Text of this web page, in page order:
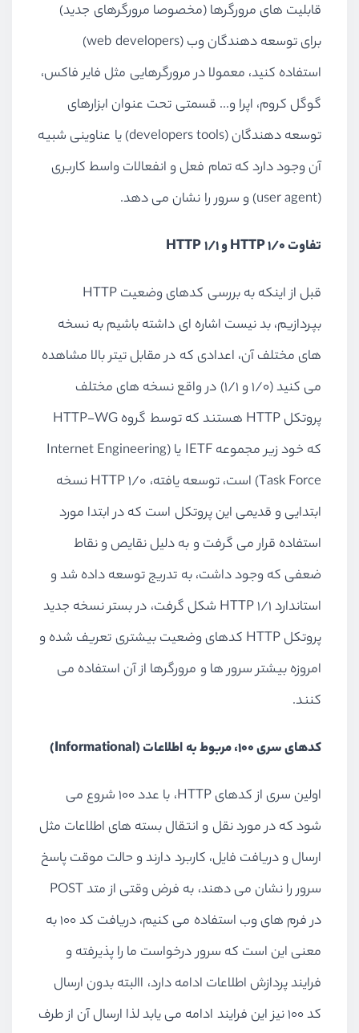
قابلیت های مرورگرها (مخصوصا مرورگرهای جدید)
برای توسعه دهندگان وب (web developers)
استفاده کنید، معمولا در مرورگرهایی مثل فایر فاکس،
گوگل کروم، اپرا و... قسمتی تحت عنوان ابزارهای
توسعه دهندگان (developers tools) یا عناوینی شبیه
آن وجود دارد که تمام فعل و انفعالات واسط کاربری
(user agent) و سرور را نشان می دهد.
تفاوت HTTP 1/0 و HTTP 1/1
قبل از اینکه به بررسی کدهای وضعیت HTTP
بپردازیم، بد نیست اشاره ای داشته باشیم به نسخه
های مختلف آن، اعدادی که در مقابل تیتر بالا مشاهده
می کنید (1/0 و 1/1) در واقع نسخه های مختلف
پروتکل HTTP هستند که توسط گروه HTTP-WG
که خود زیر مجموعه IETF یا (Internet Engineering
Task Force) است، توسعه یافته، HTTP 1/0 نسخه
ابتدایی و قدیمی این پروتکل است که در ابتدا مورد
استفاده قرار می گرفت و به دلیل نقایص و نقاط
ضعفی که وجود داشت، به تدریج توسعه داده شد و
استاندارد HTTP 1/1 شکل گرفت، در بستر نسخه جدید
پروتکل HTTP کدهای وضعیت بیشتری تعریف شده و
امروزه بیشتر سرور ها و مرورگرها از آن استفاده می
کنند.
کدهای سری 100، مربوط به اطلاعات (Informational)
اولین سری از کدهای HTTP، با عدد 100 شروع می
شود که در مورد نقل و انتقال بسته های اطلاعات مثل
ارسال و دریافت فایل، کاربرد دارند و حالت موقت پاسخ
سرور را نشان می دهند، به فرض وقتی از متد POST
در فرم های وب استفاده می کنیم، دریافت کد 100 به
معنی این است که سرور درخواست ما را پذیرفته و
فرایند پردازش اطلاعات ادامه دارد، االبته بدون ارسال
کد 100 نیز این فرایند ادامه می یابد لذا ارسال آن از طرف